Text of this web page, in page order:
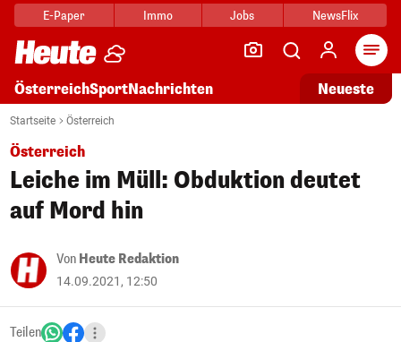
E-Paper Immo Jobs NewsFlix
ÖsterreichSportNachrichten Neueste
Startseite Österreich
Österreich
Leiche im Müll: Obduktion deutet
auf Mord hin
Von Heute Redaktion
14.09.2021, 12:50
Teilen